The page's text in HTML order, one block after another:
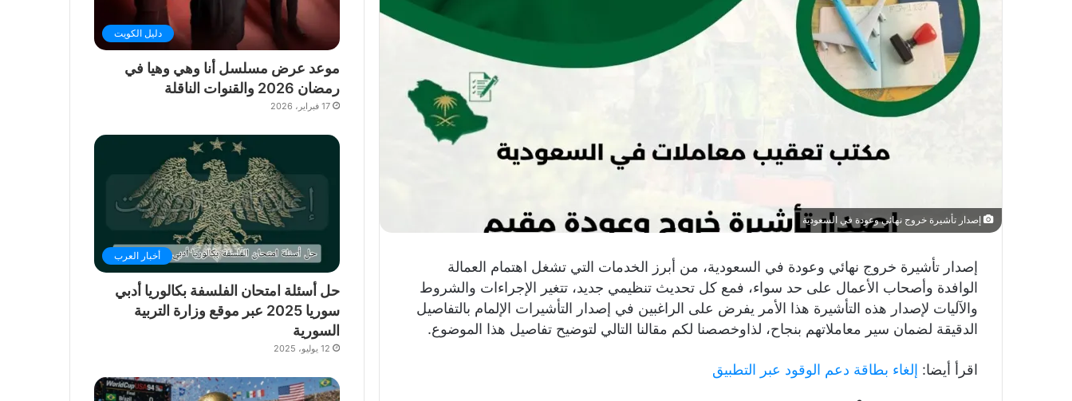
إصدار تأشيرة خروج نهائي وعودة في السعودية
إصدار تأشيرة خروج نهائي وعودة في السعودية، من أبرز الخدمات التي تشغل اهتمام العمالة
الوافدة وأصحاب الأعمال على حد سواء، فمع كل تحديث تنظيمي جديد، تتغير الإجراءات والشروط
والآليات لإصدار هذه التأشيرة هذا الأمر يفرض على الراغبين في إصدار التأشيرات الإلمام بالتفاصيل
الدقيقة لضمان سير معاملاتهم بنجاح، لذاوخصصنا لكم مقالنا التالي لتوضيح تفاصيل هذا الموضوع.
اقرأ أيضا: إلغاء بطاقة دعم الوقود عبر التطبيق
دليل الكويت
موعد عرض مسلسل أنا وهي وهيا في
رمضان 2026 والقنوات الناقلة
17 فبراير، 2026
أخبار العرب
حل أسئلة امتحان الفلسفة بكالوريا أدبي
سوريا 2025 عبر موقع وزارة التربية
السورية
12 يوليو، 2025